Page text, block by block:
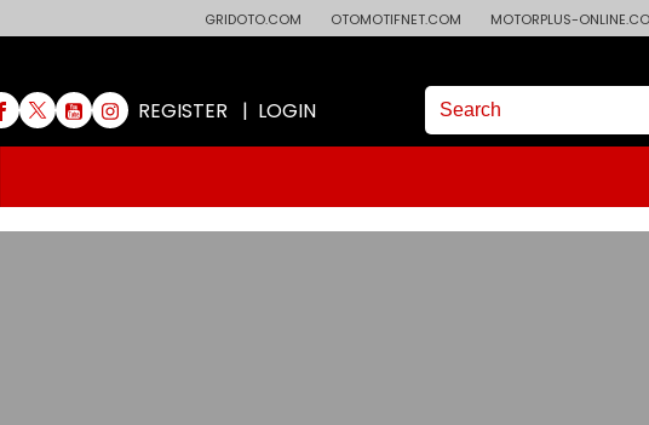
GRIDOTO.COM OTOMOTIFNET.COM MOTORPLUS-
REGISTER | LOGIN